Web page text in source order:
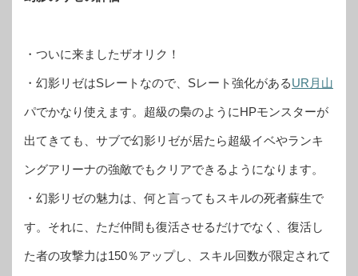
・ついに来ましたザオリク！
・幻影リゼはSレートなので、Sレート強化があるUR月山
パでかなり使えます。超級の梟のようにHPモンスターが
出てきても、サブで幻影リゼが居たら超級イベやランキ
ングアリーナの強敵でもクリアできるようになります。
・幻影リゼの魅力は、何と言ってもスキルの死者蘇生で
す。それに、ただ仲間も復活させるだけでなく、復活し
た者の攻撃力は150％アップし、スキル回数が限定されて